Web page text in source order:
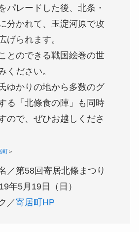
パレードした後、北条・
分かれて、玉淀河原で攻
げられます。
とのできる戦国絵巻の世
ください。
ゆかりの地から多数のグ
る「北條食の陣」も同時
ので、ぜひお越しくださ
町＞
／第58回寄居北條まつり
年5月19日（日）
／寄居町HP